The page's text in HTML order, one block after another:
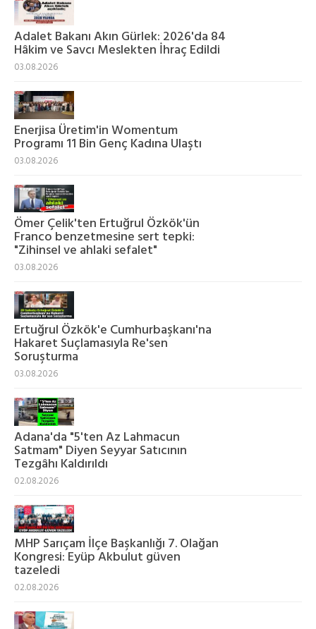
Adalet Bakanı Akın Gürlek: 2026'da 84
Hâkim ve Savcı Meslekten İhraç Edildi
03.08.2026
Enerjisa Üretim'in Womentum
Programı 11 Bin Genç Kadına Ulaştı
03.08.2026
Ömer Çelik'ten Ertuğrul Özkök'ün
Franco benzetmesine sert tepki:
"Zihinsel ve ahlaki sefalet"
03.08.2026
Ertuğrul Özkök'e Cumhurbaşkanı'na
Hakaret Suçlamasıyla Re'sen
Soruşturma
03.08.2026
Adana'da "5'ten Az Lahmacun
Satmam" Diyen Seyyar Satıcının
Tezgâhı Kaldırıldı
02.08.2026
MHP Sarıçam İlçe Başkanlığı 7. Olağan
Kongresi: Eyüp Akbulut güven
tazeledi
02.08.2026